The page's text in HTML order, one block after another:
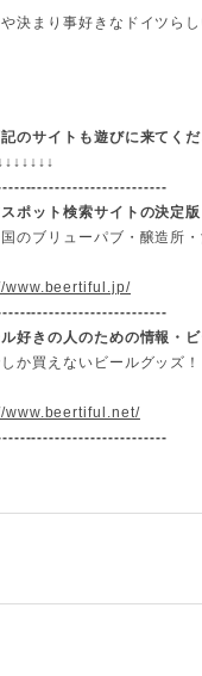
決まり事好きなドイツらし
のサイトも遊びに来てくだ
↓ ↓ ↓ ↓ ↓ ↓
ポット検索サイトの決定版
のブリューパブ・醸造所
www.beertiful.jp/
ル好きの人のための情報・
か買えないビールグッズ！
www.beertiful.net/